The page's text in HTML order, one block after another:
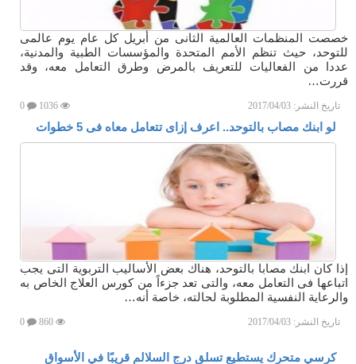
خصصت المنظمات العالمية الثانى من أبريل كل عام يوم عالمى
للتوحد، حيث تنظم الأمم المتحدة والمؤسسات الطبية والمدنية،
عددا من الفعاليات للتعريف بالمرض وطرق التعامل معه، وقد
قررت…
تاريخ النشر: 2017/04/03
لو ابنك مصاب بالتوحد.. اعرف إزاى تتعامل معاه فى 5 خطوات
إذا كان ابنك مصابا بالتوحد، هناك بعض الأساليب التربوية التى يجب
اتباعها فى التعامل معه، والتى تعد جزءاً من كورس العلاج الخاص به
والرعاية النفسية المطلوبة لحالته، خاصة أنه…
تاريخ النشر: 2017/04/03
كرسي متحرك يستطيع تسلق درج السلالم قريبًا في الأسواق